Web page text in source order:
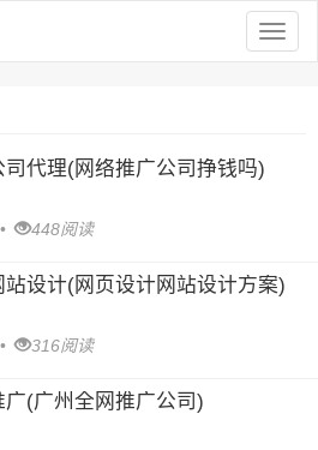
司代理(网络推广公司挣钱吗)
• 448阅读
站设计(网页设计网站设计方案)
• 316阅读
广(广州全网推广公司)